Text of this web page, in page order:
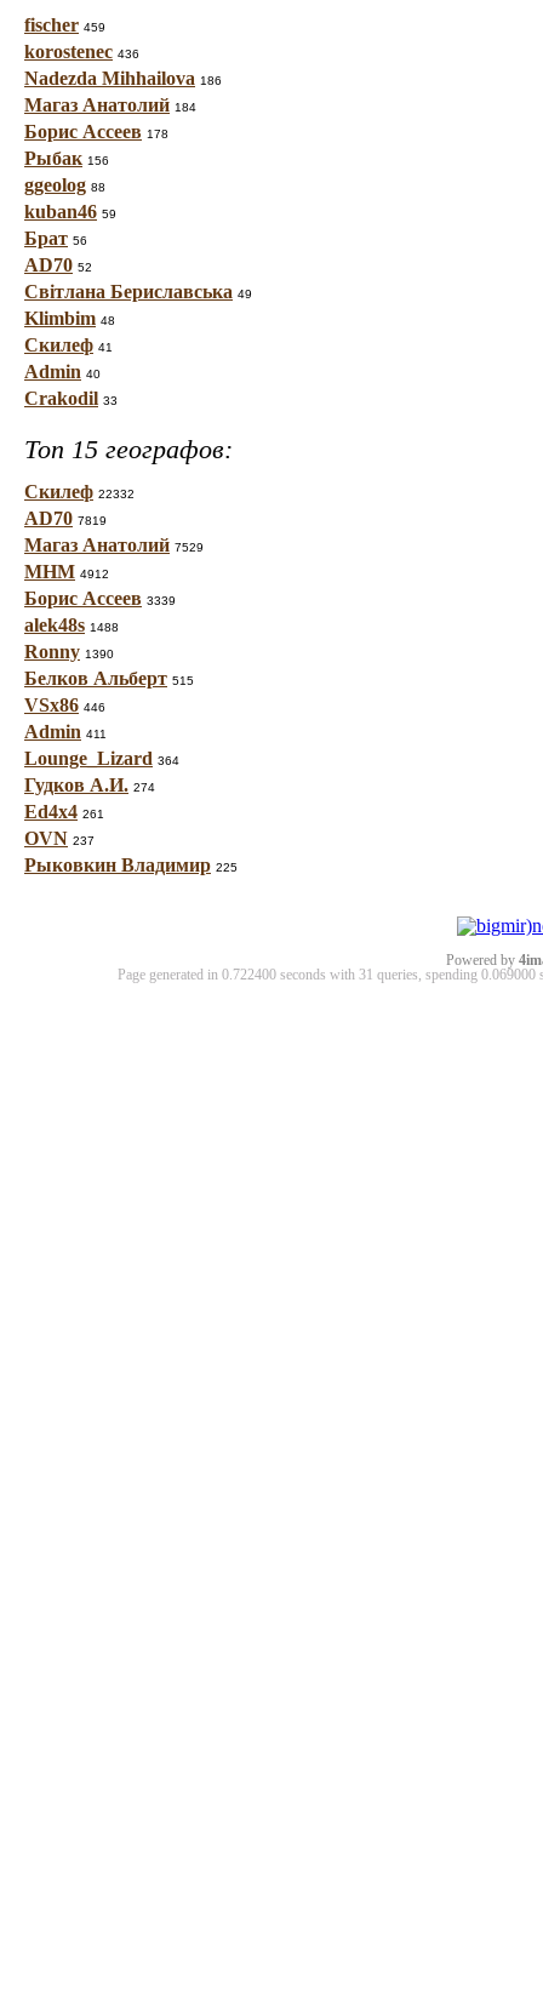
fischer 459
korostenec 436
Nadezda Mihhailova 186
Магаз Анатолий 184
Борис Ассеев 178
Рыбак 156
ggeolog 88
kuban46 59
Брат 56
AD70 52
Світлана Бериславська 49
Klimbim 48
Скилеф 41
Admin 40
Crakodil 33
Топ 15 географов:
Скилеф 22332
AD70 7819
Магаз Анатолий 7529
МНМ 4912
Борис Ассеев 3339
alek48s 1488
Ronny 1390
Белков Альберт 515
VSx86 446
Admin 411
Lounge_Lizard 364
Гудков А.И. 274
Ed4x4 261
OVN 237
Рыковкин Владимир 225
Powered by
Page generated in 0.722400 seconds with 31 queries, spending